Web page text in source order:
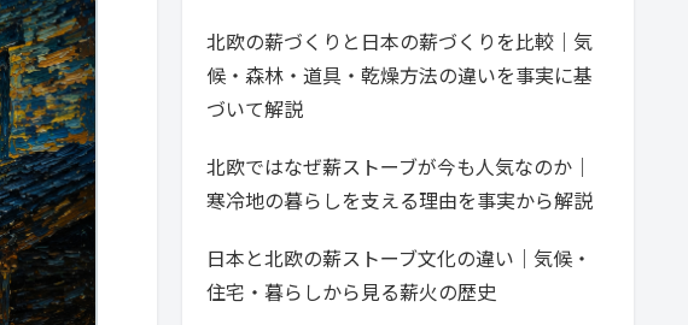
北欧の薪づくりと日本の薪づくりを比較｜気
候・森林・道具・乾燥方法の違いを事実に基
づいて解説
北欧ではなぜ薪ストーブが今も人気なのか｜
寒冷地の暮らしを支える理由を事実から解説
日本と北欧の薪ストーブ文化の違い｜気候・
住宅・暮らしから見る薪火の歴史